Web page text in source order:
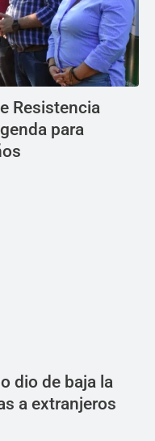
Resistencia
para
dio de baja la
a extranjeros